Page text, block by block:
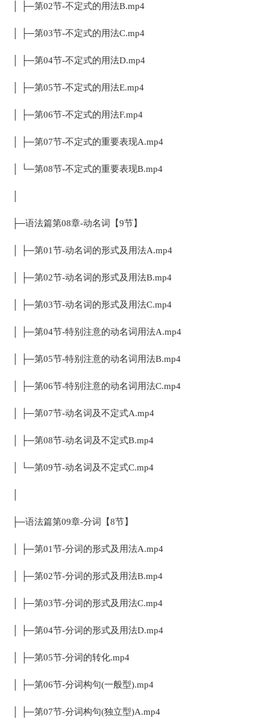
│ ├─第02节-不定式的用法B.mp4
│ ├─第03节-不定式的用法C.mp4
│ ├─第04节-不定式的用法D.mp4
│ ├─第05节-不定式的用法E.mp4
│ ├─第06节-不定式的用法F.mp4
│ ├─第07节-不定式的重要表现A.mp4
│ └─第08节-不定式的重要表现B.mp4
├─语法篇第08章-动名词【9节】
│ ├─第01节-动名词的形式及用法A.mp4
│ ├─第02节-动名词的形式及用法B.mp4
│ ├─第03节-动名词的形式及用法C.mp4
│ ├─第04节-特别注意的动名词用法A.mp4
│ ├─第05节-特别注意的动名词用法B.mp4
│ ├─第06节-特别注意的动名词用法C.mp4
│ ├─第07节-动名词及不定式A.mp4
│ ├─第08节-动名词及不定式B.mp4
│ └─第09节-动名词及不定式C.mp4
├─语法篇第09章-分词【8节】
│ ├─第01节-分词的形式及用法A.mp4
│ ├─第02节-分词的形式及用法B.mp4
│ ├─第03节-分词的形式及用法C.mp4
│ ├─第04节-分词的形式及用法D.mp4
│ ├─第05节-分词的转化.mp4
│ ├─第06节-分词构句(一般型).mp4
│ ├─第07节-分词构句(独立型)A.mp4